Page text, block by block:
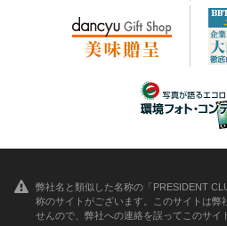
弊社名と類似した名称の「PRESIDENT
称のサイトがございます。このサイトは弊
せんので、弊社への連絡を誤ってこのサイ